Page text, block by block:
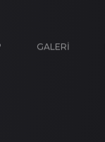
GALERI